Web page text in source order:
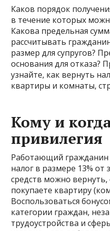
Каков порядок
в течение которых
Какова предельная
рассчитывать
размер для супругов?
основания для отказа?
узнайте, как вернуть
квартиры и комнаты,
Кому и
привилегия
Работающий
налог в размере 13% от
средств можно
покупаете квартиру
Воспользоваться
категории граждан,
трудоустройства и